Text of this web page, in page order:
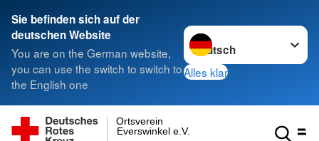
Sie befinden sich auf der
deutschen Website
You are on the German website,
you can use the switch to switch to
the English one
Sprache wechseln zu
Alles klar
Everswinkel e.V.
Ortsverein